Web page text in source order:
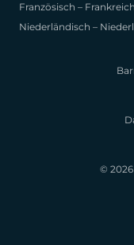
Französisch –
Niederländisch –
©